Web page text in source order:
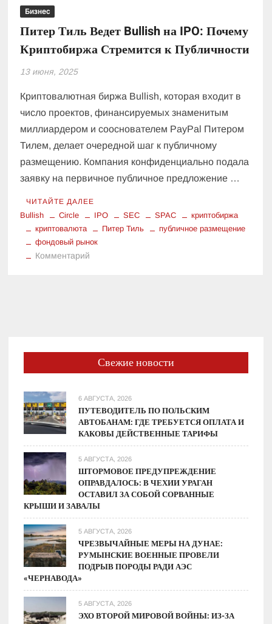
Бизнес
Питер Тиль Ведет Bullish на IPO: Почему
Криптобиржа Стремится к Публичности
13 июня, 2025
Криптовалютная биржа Bullish, которая входит в
число проектов, финансируемых знаменитым
миллиардером и сооснователем PayPal Питером
Тилем, делает очередной шаг к публичному
размещению. Компания конфиденциально подала
заявку на первичное публичное предложение …
ЧИТАЙТЕ ДАЛЕЕ
Bullish Circle IPO SEC SPAC
криптобиржа
криптовалюта
Питер Тиль
публичное размещение
фондовый рынок
Комментарий
Почему
Криптобиржа
к
Публичности
Свежие новости
6 АВГУСТА, 2026
ПУТЕВОДИТЕЛЬ ПО ПОЛЬСКИМ
АВТОБАНАМ: ГДЕ ТРЕБУЕТСЯ ОПЛАТА И
КАКОВЫ ДЕЙСТВЕННЫЕ ТАРИФЫ
5 АВГУСТА, 2026
ШТОРМОВОЕ ПРЕДУПРЕЖДЕНИЕ
ОПРАВДАЛОСЬ: В ЧЕХИИ УРАГАН
ОСТАВИЛ ЗА СОБОЙ СОРВАННЫЕ
КРЫШИ И ЗАВАЛЫ
5 АВГУСТА, 2026
ЧРЕЗВЫЧАЙНЫЕ МЕРЫ НА ДУНАЕ:
РУМЫНСКИЕ ВОЕННЫЕ ПРОВЕЛИ
ПОДРЫВ ПОРОДЫ РАДИ АЭС
«ЧЕРНАВОДА»
5 АВГУСТА, 2026
ЭХО ВТОРОЙ МИРОВОЙ ВОЙНЫ: ИЗ-ЗА